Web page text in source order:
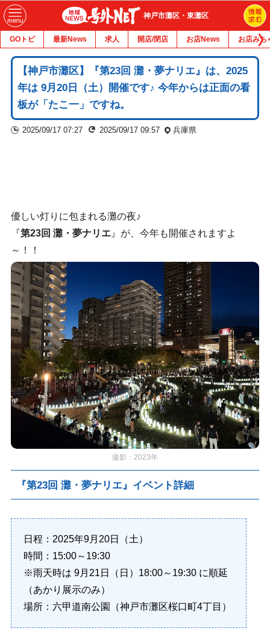
神戸市灘区・東灘区
GOトピ 最新News 求人 開店/閉店 お店News お店みち
【神戸市灘区】『第23回 灘・夢ナリエ』は、2025
年は 9月20日（土）開催です♪ 今年からは正面の看
板が「たこ一」ですね。
2025/09/17 07:27 2025/09/17 09:57 兵庫県
優しい灯りに包まれる灘の夜♪
『第23回 灘・夢ナリエ』が、今年も開催されますよ
～！！
撮影：2023年
『第23回 灘・夢ナリエ』イベント詳細
日程：2025年9月20日（土）
時間：15:00～19:30
※雨天時は 9月21日（日）18:00～19:30 に順延
（あかり展示のみ）
場所：六甲道南公園（神戸市灘区桜口町4丁目）